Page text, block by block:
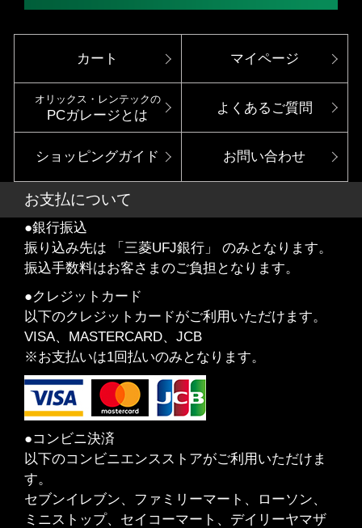
カート マイページ
オリックス・レンテックの
PCガレージとは
よくあるご質問
ショッピングガイド お問い合わせ
お支払について
●銀行振込
振り込み先は 「三菱UFJ銀行」 のみとなります。
振込手数料はお客さまのご負担となります。
●クレジットカード
以下のクレジットカードがご利用いただけます。
VISA、MASTERCARD、JCB
※お支払いは1回払いのみとなります。
●コンビニ決済
以下のコンビニエンスストアがご利用いただけま
す。
セブンイレブン、ファミリーマート、ローソン、
ミニストップ、セイコーマート、デイリーヤマザ